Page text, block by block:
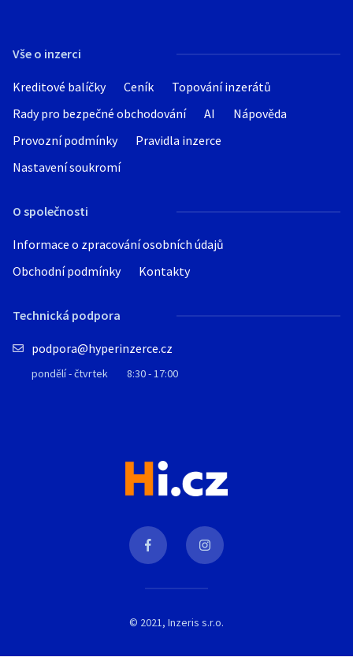
Vše o inzerci
Kreditové balíčky Ceník
Topování inzerátů
Rady pro bezpečné obchodování
AI
Nápověda
Provozní podmínky
Pravidla inzerce
Nastavení soukromí
O společnosti
Informace o zpracování osobních údajů
Obchodní podmínky
Kontakty
Technická podpora
podpora@hyperinzerce.cz
pondělí - čtvrtek 8:30 - 17:00
© 2021, Inzeris s.r.o.